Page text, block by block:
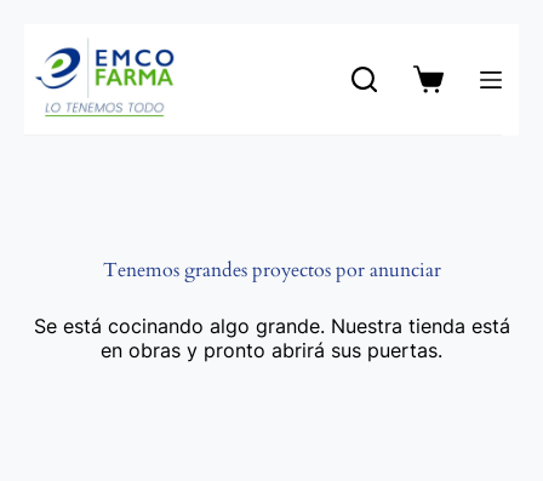
contenido
Carro
Tenemos grandes proyectos por anunciar
Se está cocinando algo grande. Nuestra tienda está
en obras y pronto abrirá sus puertas.